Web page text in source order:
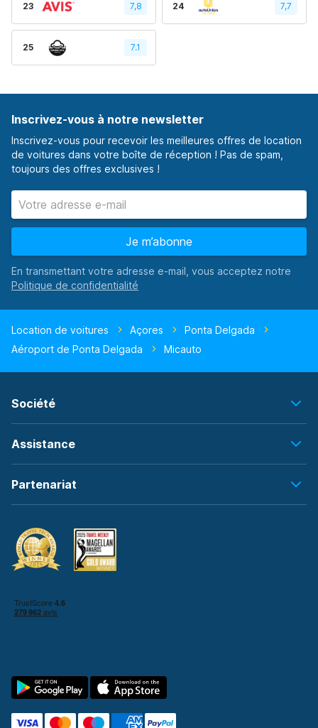
23 7,8 24 7,7
25 7.1
Inscrivez-vous à notre newsletter
Inscrivez-vous pour recevoir les meilleures offres de location
de voitures dans votre boîte de réception ! Pas de spam,
toujours des offres exclusives !
Je m’abonne
En transmettant votre adresse e-mail, vous acceptez notre
Location de voitures Açores
Ponta Delgada
Aéroport de Ponta Delgada
Micauto
Société
Assistance
Partenariat